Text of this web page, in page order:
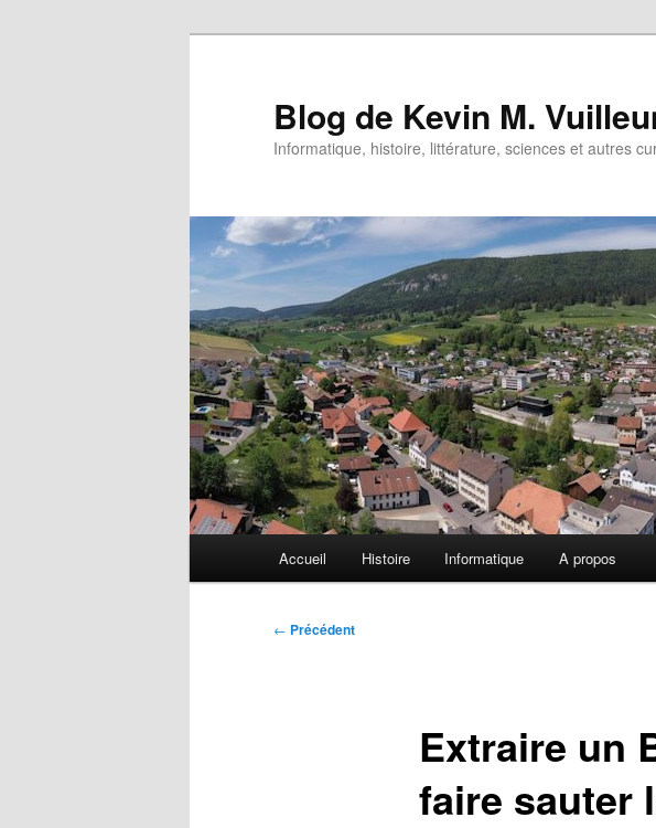
Blog de Kevin M.
Informatique, histoire, littérature, sciences et autres
Accueil Histoire Informatique A propos
Navigation
← Précédent
Extraire un
faire sauter